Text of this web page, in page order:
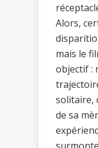
Alors,
mais le
objectif :
solitaire,
de sa